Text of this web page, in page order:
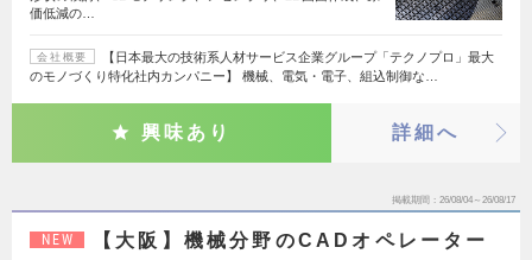
価低減の…
会社概要
【日本最大の技術系人材サービス企業グループ「テクノプロ」最大
のモノづくり特化社内カンパニー】 機械、電気・電子、組込制御な…
興味あり 詳細へ
掲載期間 26/08/04～26/08/17
NEW 【大阪】機械分野のCADオペレーター